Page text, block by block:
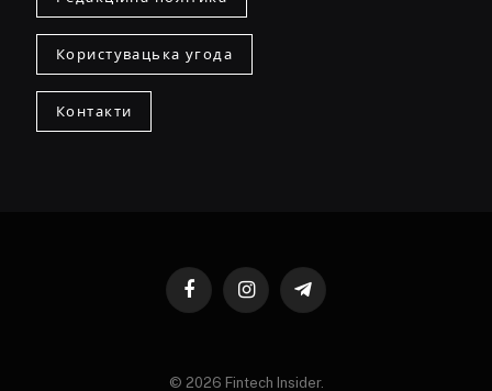
Користувацька угода
Контакти
FacebookInstagramTelegram
© 2026 Fintech Insider.